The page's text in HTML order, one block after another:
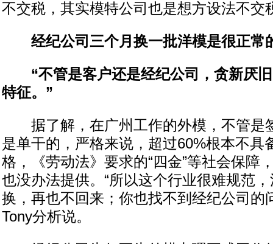
不交税，其实模特公司也是想方设法不交
经纪公司三个月换一批洋模是很正常
“不管是客户还是经纪公司，贪新厌旧
特征。”
据了解，在广州工作的外模，不管是
是单干的，严格来说，超过60%根本不具
格，《劳动法》要求的“四金”等社会保障
也没办法提供。“所以这个行业很难规范
换，再也不回来；你也找不到经纪公司的
Tony分析说。